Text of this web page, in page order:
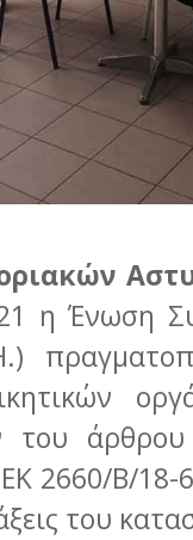
η Ένωση
του
2660/Β/18-
του